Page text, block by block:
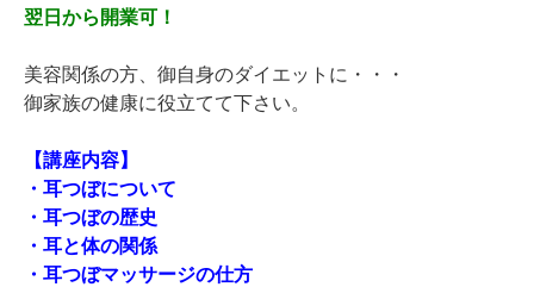
翌日から開業可！
美容関係の方、御自身のダイエットに・・・
御家族の健康に役立てて下さい。
【講座内容】
・耳つぼについて
・耳つぼの歴史
・耳と体の関係
・耳つぼマッサージの仕方